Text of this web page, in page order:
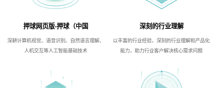
押球网页版-押球（中国
深耕计算机视觉、语音识别、自然语言理解、
人机交互等人工智能基础技术
深刻的行业理解
以丰富的行业经验，深刻的行业理解和产品化
能力，助力行业客户解决核心需求问题